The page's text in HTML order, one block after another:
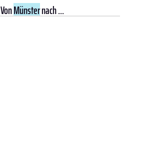
VonMünsternach ...